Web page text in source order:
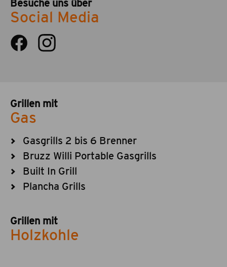
Besuche uns über
Social Media
Grillen mit
Gas
Gasgrills 2 bis 6 Brenner
Bruzz Willi Portable Gasgrills
Built In Grill
Plancha Grills
Grillen mit
Holzkohle